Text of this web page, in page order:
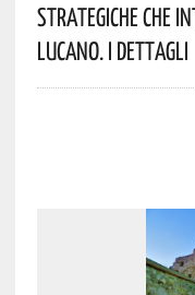
Strategiche Che
Lucano. I Dettagli